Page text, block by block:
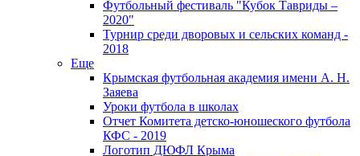
Футбольный фестиваль "Кубок Тавриды –
2020"
Турнир среди дворовых и сельских команд -
2018
Еще
Крымская футбольная академия имени А. Н.
Заяева
Уроки футбола в школах
Отчет Комитета детско-юношеского футбола
КФС - 2019
Логотип ДЮФЛ Крыма